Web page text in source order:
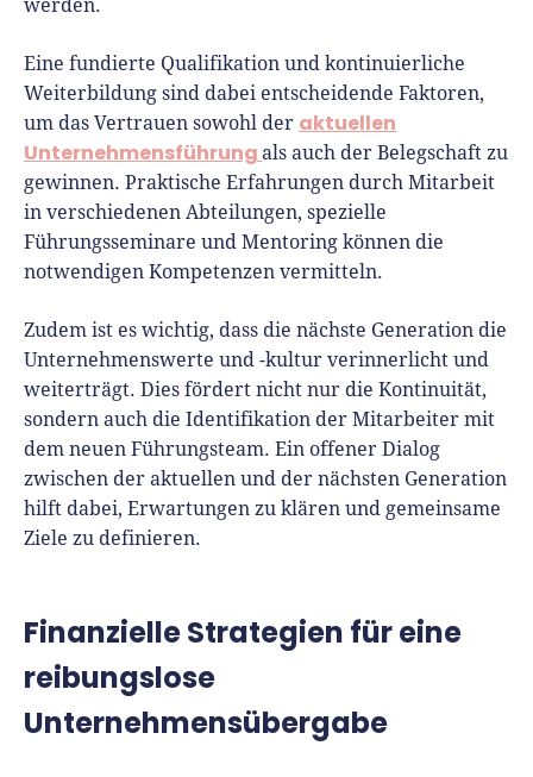
werden.
Eine fundierte Qualifikation und kontinuierliche
Weiterbildung sind dabei entscheidende Faktoren,
um das Vertrauen sowohl der aktuellen
Unternehmensführung als auch der Belegschaft zu
gewinnen. Praktische Erfahrungen durch Mitarbeit
in verschiedenen Abteilungen, spezielle
Führungsseminare und Mentoring können die
notwendigen Kompetenzen vermitteln.
Zudem ist es wichtig, dass die nächste Generation die
Unternehmenswerte und -kultur verinnerlicht und
weiterträgt. Dies fördert nicht nur die Kontinuität,
sondern auch die Identifikation der Mitarbeiter mit
dem neuen Führungsteam. Ein offener Dialog
zwischen der aktuellen und der nächsten Generation
hilft dabei, Erwartungen zu klären und gemeinsame
Ziele zu definieren.
Finanzielle Strategien für eine
reibungslose
Unternehmensübergabe